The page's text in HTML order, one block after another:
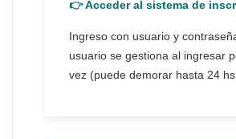
👉 Acceder al sistema de
Ingreso con usuario y
usuario se gestiona al ingresar
vez (puede demorar hasta 24 hs